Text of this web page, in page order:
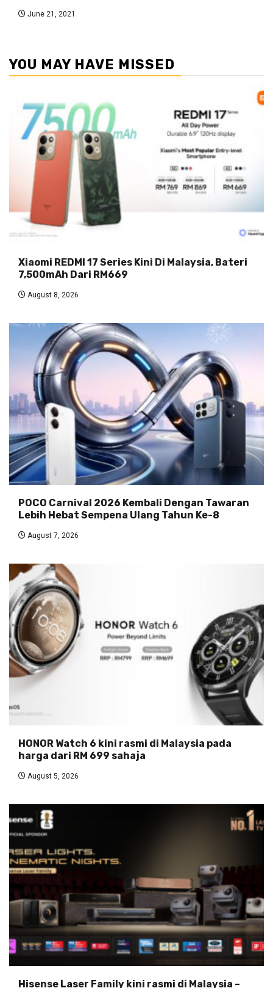
June 21, 2021
YOU MAY HAVE MISSED
Xiaomi REDMI 17 Series Kini Di Malaysia, Bateri
7,500mAh Dari RM669
August 8, 2026
POCO Carnival 2026 Kembali Dengan Tawaran
Lebih Hebat Sempena Ulang Tahun Ke-8
August 7, 2026
HONOR Watch 6 kini rasmi di Malaysia pada
harga dari RM 699 sahaja
August 5, 2026
Hisense Laser Family kini rasmi di Malaysia –